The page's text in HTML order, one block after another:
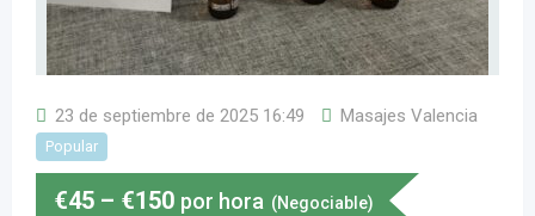
23 de septiembre de 2025 16:49 Masajes Valencia
Popular
€45 – €150 por hora (Negociable)